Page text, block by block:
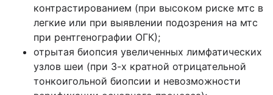
контрастированием (при высоком риске мтс в
легкие или при выявлении подозрения на мтс
при рентгенографии ОГК);
отрытая биопсия увеличенных лимфатических
узлов шеи (при 3-х кратной отрицательной
тонкоигольной биопсии и невозможности